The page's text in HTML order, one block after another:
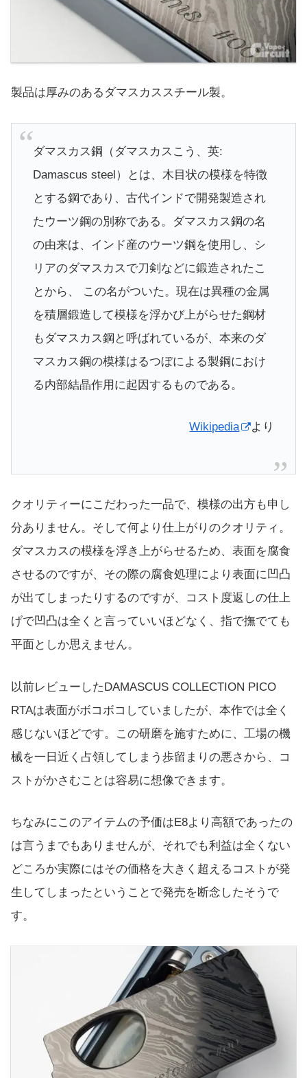
製品は厚みのあるダマスカススチール製。
ダマスカス鋼（ダマスカスこう、英:
Damascus steel）とは、木目状の模様を特徴
とする鋼であり、古代インドで開発製造され
たウーツ鋼の別称である。ダマスカス鋼の名
の由来は、インド産のウーツ鋼を使用し、シ
リアのダマスカスで刀剣などに鍛造されたこ
とから、 この名がついた。現在は異種の金属
を積層鍛造して模様を浮かび上がらせた鋼材
もダマスカス鋼と呼ばれているが、本来のダ
マスカス鋼の模様はるつぼによる製鋼におけ
る内部結晶作用に起因するものである。
Wikipedia より
クオリティーにこだわった一品で、模様の出方も申し
分ありません。そして何より仕上がりのクオリティ。
ダマスカスの模様を浮き上がらせるため、表面を腐食
させるのですが、その際の腐食処理により表面に凹凸
が出てしまったりするのですが、コスト度返しの仕上
げで凹凸は全くと言っていいほどなく、指で撫でても
平面としか思えません。
以前レビューしたDAMASCUS COLLECTION PICO
RTAは表面がボコボコしていましたが、本作では全く
感じないほどです。この研磨を施すために、工場の機
械を一日近く占領してしまう歩留まりの悪さから、コ
ストがかさむことは容易に想像できます。
ちなみにこのアイテムの予価はE8より高額であったの
は言うまでもありませんが、それでも利益は全くない
どころか実際にはその価格を大きく超えるコストが発
生してしまったということで発売を断念したそうで
す。